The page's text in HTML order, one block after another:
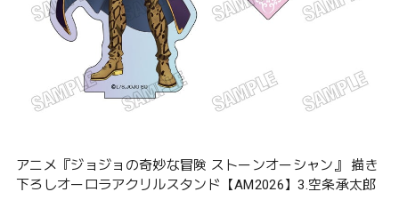
アニメ『ジョジョの奇妙な冒険 ストーンオーシャン』 描き
下ろしオーロラアクリルスタンド【AM2026】3.空条承太郎